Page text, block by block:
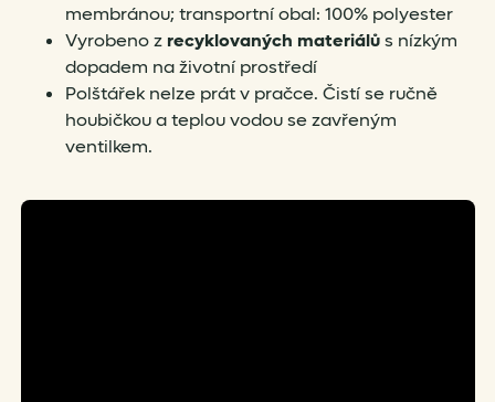
membránou; transportní obal: 100% polyester
Vyrobeno z recyklovaných materiálůs nízkým
dopadem na životní prostředí
Polštářek nelze prát v pračce. Čistí se ručně
houbičkou a teplou vodou se zavřeným
ventilkem.